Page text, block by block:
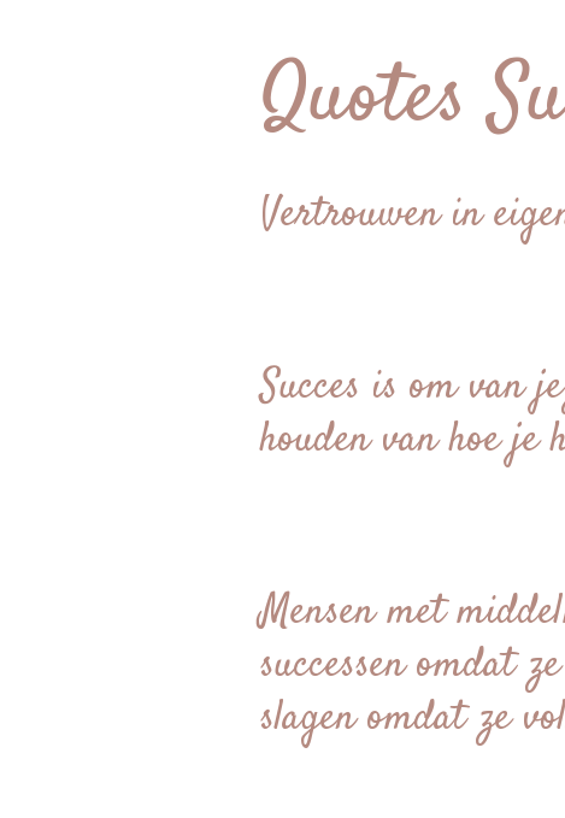
Quotes
Vertrouwen in
Succes is om van
houden van hoe je
Mensen met
successen omdat
slagen omdat ze